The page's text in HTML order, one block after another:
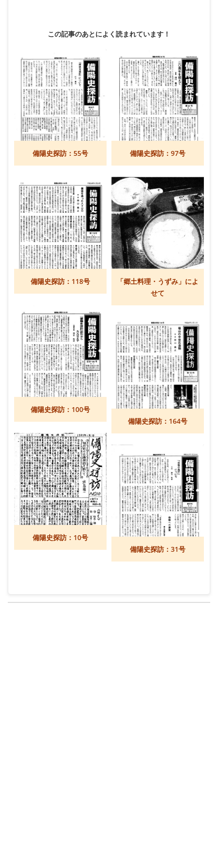
この記事のあとによく読まれています！
備陽史探訪：55号 備陽史探訪：97号
備陽史探訪：118号
「郷土料理・うずみ」によ
せて
備陽史探訪：100号
備陽史探訪：164号
備陽史探訪：10号
備陽史探訪：31号